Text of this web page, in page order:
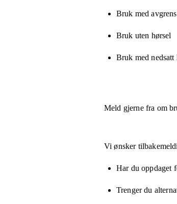
Bruk med
Bruk uten hørsel
Bruk med nedsatt
Meld gjerne fra om
Vi ønsker
Har du oppdaget
Trenger du